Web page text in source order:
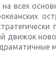
всех
движок